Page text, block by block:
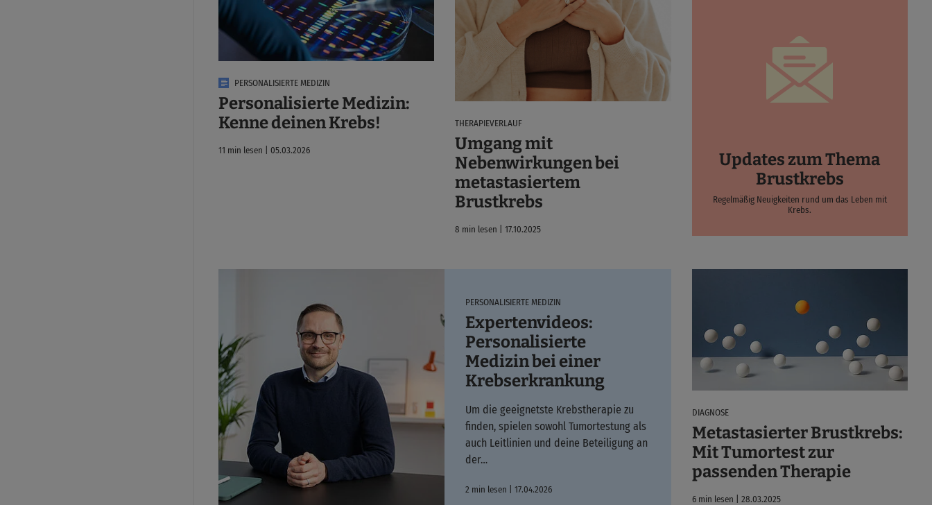
PERSONALISIERTE MEDIZIN
Personalisierte Medizin:
Kenne deinen Krebs!
11 min lesen | 05.03.2026
THERAPIEVERLAUF
Umgang mit
Nebenwirkungen bei
metastasiertem
Brustkrebs
8 min lesen | 17.10.2025
Updates zum Thema
Brustkrebs
Regelmäßig Neuigkeiten rund um das Leben mit
Krebs.
PERSONALISIERTE MEDIZIN
Expertenvideos:
Personalisierte
Medizin bei einer
Krebserkrankung
Um die geeignetste Krebstherapie zu
finden, spielen sowohl Tumortestung als
auch Leitlinien und deine Beteiligung an
der…
2 min lesen | 17.04.2026
DIAGNOSE
Metastasierter Brustkrebs:
Mit Tumortest zur
passenden Therapie
6 min lesen | 28.03.2025